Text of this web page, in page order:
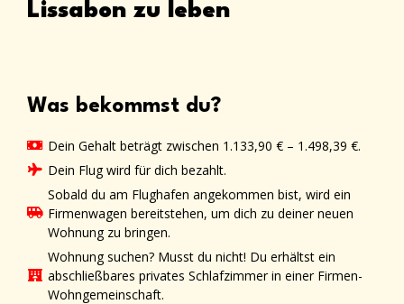
Lissabon zu leben
Was bekommst du?
Dein Gehalt beträgt zwischen 1.133,90 € – 1.498,39 €.
Dein Flug wird für dich bezahlt.
Sobald du am Flughafen angekommen bist, wird ein
Firmenwagen bereitstehen, um dich zu deiner neuen
Wohnung zu bringen.
Wohnung suchen? Musst du nicht! Du erhältst ein
abschließbares privates Schlafzimmer in einer Firmen-
Wohngemeinschaft.